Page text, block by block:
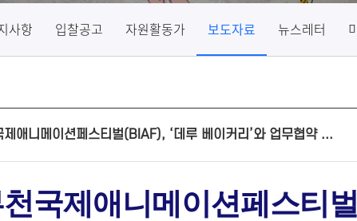
사항 입찰공고 자원활동가 보도자료 뉴스레터
애니메이션페스티벌(BIAF), ‘데루 베이커리’와 업무협약 ...
국제애니메이션페스티